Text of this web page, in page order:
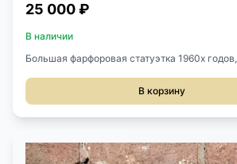
25 000 ₽
В наличии
Большая фарфоровая статуэтка 1960х
В корзину